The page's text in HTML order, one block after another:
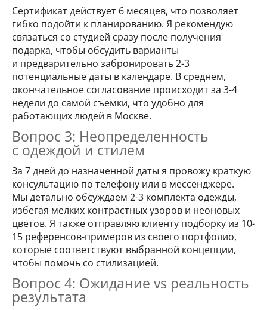
Сертификат действует 6 месяцев, что позволяет
гибко подойти к планированию. Я рекомендую
связаться со студией сразу после получения
подарка, чтобы обсудить варианты
и предварительно забронировать 2-3
потенциальные даты в календаре. В среднем,
окончательное согласование происходит за 3-4
недели до самой съемки, что удобно для
работающих людей в Москве.
Вопрос 3: Неопределенность
с одеждой и стилем
За 7 дней до назначенной даты я провожу краткую
консультацию по телефону или в мессенджере.
Мы детально обсуждаем 2-3 комплекта одежды,
избегая мелких контрастных узоров и неоновых
цветов. Я также отправляю клиенту подборку из 10-
15 референсов-примеров из своего портфолио,
которые соответствуют выбранной концепции,
чтобы помочь со стилизацией.
Вопрос 4: Ожидание vs реальность
результата